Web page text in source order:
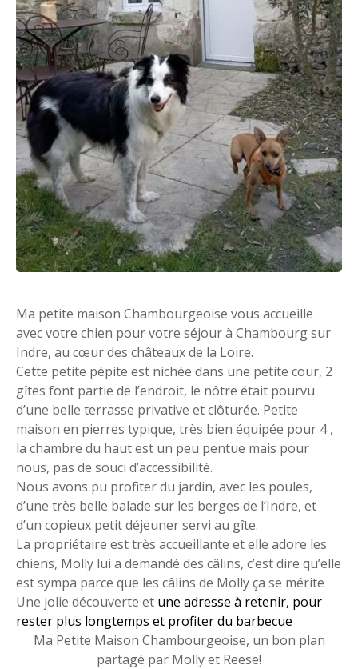
Ma petite maison Chambourgeoise vous accueille
avec votre chien pour votre séjour à Chambourg sur
Indre, au cœur des châteaux de la Loire.
Cette petite pépite est nichée dans une petite cour, 2
gîtes font partie de l’endroit, le nôtre était pourvu
d’une belle terrasse privative et clôturée. Petite
maison en pierres typique, très bien équipée pour 4 ,
la chambre du haut est un peu pentue mais pour
nous, pas de souci d’accessibilité.
Nous avons pu profiter du jardin, avec les poules,
d’une très belle balade sur les berges de l’Indre, et
d’un copieux petit déjeuner servi au gîte.
La propriétaire est très accueillante et elle adore les
chiens, Molly lui a demandé des câlins, c’est dire qu’elle
est sympa parce que les câlins de Molly ça se mérite
Une jolie découverte et une adresse à retenir, pour
rester plus longtemps et profiter du barbecue
Ma Petite Maison Chambourgeoise, un bon plan
partagé par Molly et Reese!